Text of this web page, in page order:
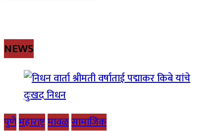
NEWS
पुणेमहाराष्ट्रमावळसामाजिक